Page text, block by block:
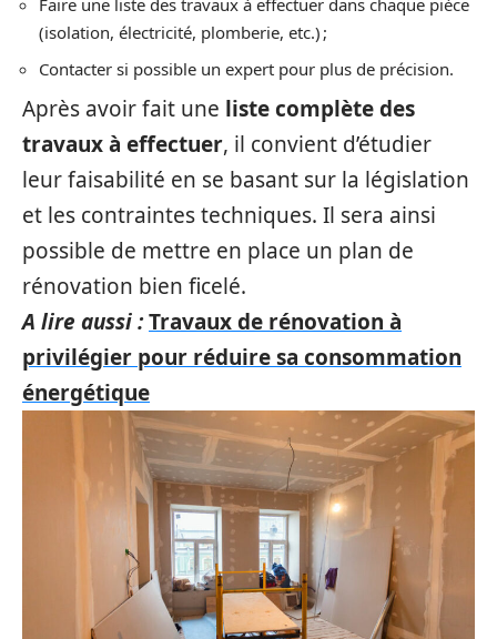
Faire une liste des travaux à effectuer dans chaque pièce
(isolation, électricité, plomberie, etc.) ;
Contacter si possible un expert pour plus de précision.
Après avoir fait une liste complète des
travaux à effectuer, il convient d’étudier
leur faisabilité en se basant sur la législation
et les contraintes techniques. Il sera ainsi
possible de mettre en place un plan de
rénovation bien ficelé.
A lire aussi :Travaux de rénovation à
privilégier pour réduire sa consommation
énergétique